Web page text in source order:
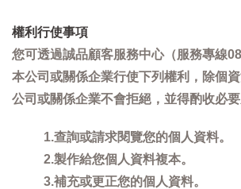
權利行使事項
您可透過誠品顧客服務中心（服務專線
本公司或關係企業行使下列權利，除個
公司或關係企業不會拒絕，並得酌收必要
1.查詢或請求閱覽您的個人資料。
2.製作給您個人資料複本。
3.補充或更正您的個人資料。